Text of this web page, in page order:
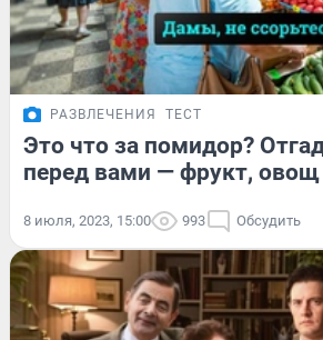
РАЗВЛЕЧЕНИЯ ТЕСТ
Это что за помидор?
перед вами — фрукт, овощ
8 июля, 2023, 15:00 993 Обсудить